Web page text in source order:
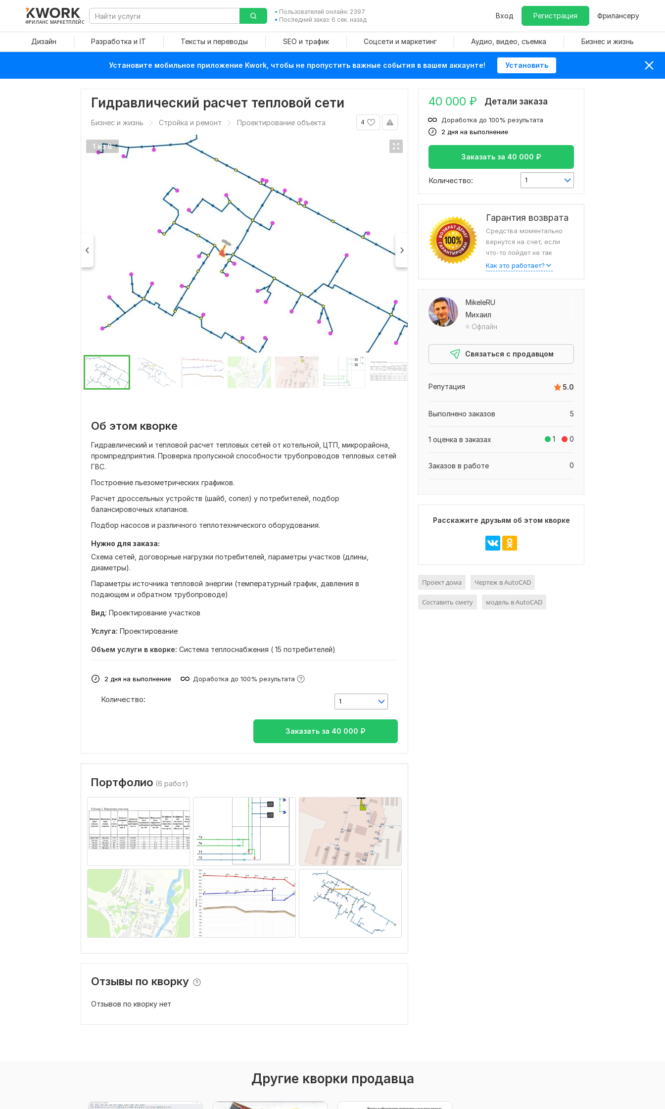
ФРИЛАНС МАРКЕТПЛЕЙС
Пользователей онлайн: 2397
Последний заказ: 6 сек. назад
Вход Регистрация Фрилансеру
Дизайн Разработка и IT Тексты и переводы SEO и трафик Соцсети и маркетинг Аудио, видео, съемка Бизнес и жизнь
Установите мобильное приложение Kwork, чтобы не пропустить важные события в вашем аккаунте! Установить
Гидравлический расчет тепловой сети
4
Бизнес и жизнь Стройка и ремонт Проектирование объекта
1 из 8
Об этом кворке
Гидравлический и тепловой расчет тепловых сетей от котельной, ЦТП, микрорайона,
промпредприятия. Проверка пропускной способности трубопроводов тепловых сетей
ГВС.
Построение пьезометрических графиков.
Расчет дроссельных устройств (шайб, сопел) у потребителей, подбор
балансировочных клапанов.
Подбор насосов и различного теплотехнического оборудования.
Нужно для заказа:
Схема сетей, договорные нагрузки потребителей, параметры участков (длины,
диаметры).
Параметры источника тепловой энергии (температурный график, давления в
подающем и обратном трубопроводе)
Вид: Проектирование участков
Услуга: Проектирование
Объем услуги в кворке: Система теплоснабжения ( 15 потребителей)
2 дня на выполнение Доработка до 100% результата
1
Количество:
Заказать за 40 000 ₽
Портфолио (6 работ)
Отзывы по кворку
Отзывов по кворку нет
40 000 ₽ Детали заказа
2 дня на выполнение
Доработка до 100% результата
Заказать за 40 000 ₽
Количество: 1
Гарантия возврата
Средства моментально
вернутся на счет, если
что-то пойдет не так
Как это работает?
MikeleRU
Михаил
Офлайн
Связаться с продавцом
5.0
Репутация
5
Выполнено заказов
1 0
1 оценка в заказах
0
Заказов в работе
Расскажите друзьям об этом кворке
Проект дома Чертеж в AutoCAD
Составить смету модель в AutoCAD
Другие кворки продавца